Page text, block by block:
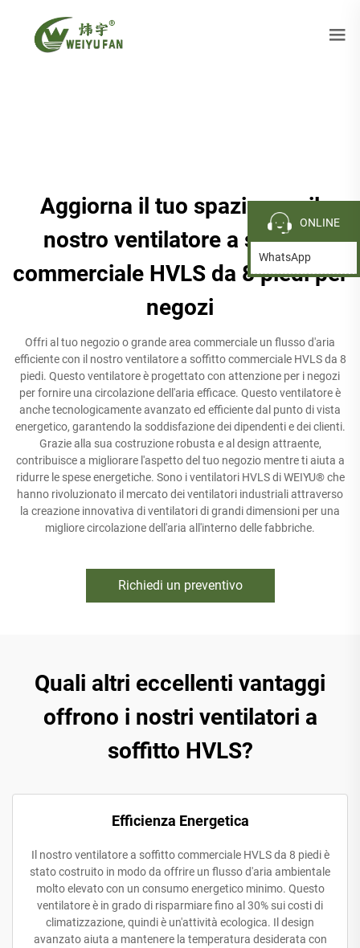
Aggiorna il tuo spazio con il
nostro ventilatore a soffitto
commerciale HVLS da 8 piedi per
negozi
Offri al tuo negozio o grande area commerciale un flusso d'aria
efficiente con il nostro ventilatore a soffitto commerciale HVLS da 8
piedi. Questo ventilatore è progettato con attenzione per i negozi
per fornire una circolazione dell'aria efficace. Questo ventilatore è
anche tecnologicamente avanzato ed efficiente dal punto di vista
energetico, garantendo la soddisfazione dei dipendenti e dei clienti.
Grazie alla sua costruzione robusta e al design attraente,
contribuisce a migliorare l'aspetto del tuo negozio mentre ti aiuta a
ridurre le spese energetiche. Sono i ventilatori HVLS di WEIYU® che
hanno rivoluzionato il mercato dei ventilatori industriali attraverso
la creazione innovativa di ventilatori di grandi dimensioni per una
migliore circolazione dell'aria all'interno delle fabbriche.
Richiedi un preventivo
Quali altri eccellenti vantaggi
offrono i nostri ventilatori a
soffitto HVLS?
Efficienza Energetica
Il nostro ventilatore a soffitto commerciale HVLS da 8 piedi è
stato costruito in modo da offrire un flusso d'aria ambientale
molto elevato con un consumo energetico minimo. Questo
ventilatore è in grado di risparmiare fino al 30% sui costi di
climatizzazione, quindi è un'attività ecologica. Il design
avanzato aiuta a mantenere la temperatura desiderata con
ONLINE
WhatsApp